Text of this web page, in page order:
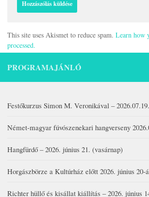
This site uses Akismet to reduce spam. Learn how
processed.
PROGRAMAJÁNLÓ
Festőkurzus Simon M. Veronikával –
Német-magyar fúvószenekari hangverseny
Hangfürdő – 2026. június 21. (vasárnap)
Horgászbörze a Kultúrház előtt 2026. június 20-
Richter hüllő és kisállat kiállítás – 2026. június